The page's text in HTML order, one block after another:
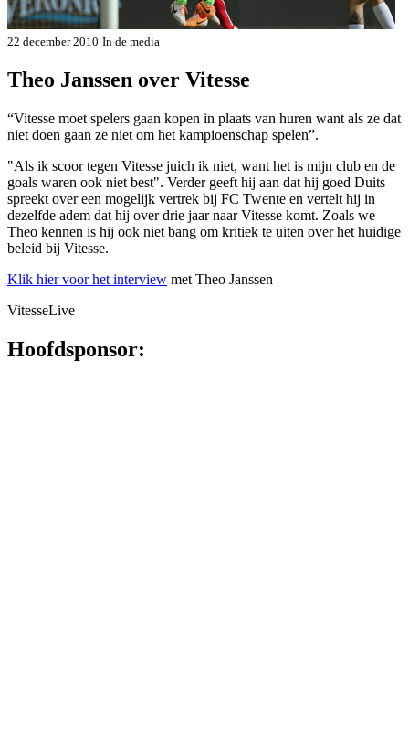
22 december 2010 In de media
Theo Janssen over Vitesse
“Vitesse moet spelers gaan kopen in plaats van huren want als ze dat
niet doen gaan ze niet om het kampioenschap spelen”.
"Als ik scoor tegen Vitesse juich ik niet, want het is mijn club en de
goals waren ook niet best". Verder geeft hij aan dat hij goed Duits
spreekt over een mogelijk vertrek bij FC Twente en vertelt hij in
dezelfde adem dat hij over drie jaar naar Vitesse komt. Zoals we
Theo kennen is hij ook niet bang om kritiek te uiten over het huidige
beleid bij Vitesse.
Klik hier voor het interview met Theo Janssen
VitesseLive
Hoofdsponsor: